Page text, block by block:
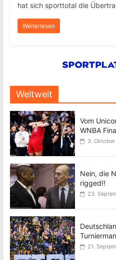
hat sich sporttotal die
Weiterlesen
Weltweit
Vom
WNBA
3.
Nein, die
rigged!!
23.
21.